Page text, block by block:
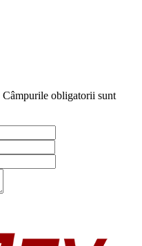
Câmpurile obligatorii sunt